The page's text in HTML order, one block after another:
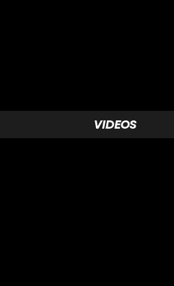
VIDEOS